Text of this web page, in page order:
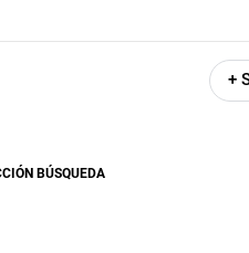
+
BÚSQUEDA